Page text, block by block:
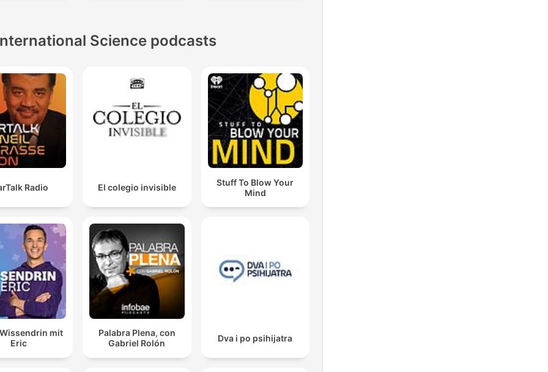
Science podcasts
Radio El colegio invisible
Stuff To Blow Your
Mind
Wissendrin mit
Eric
Palabra Plena, con
Gabriel Rolón
Dva i po psihijatra